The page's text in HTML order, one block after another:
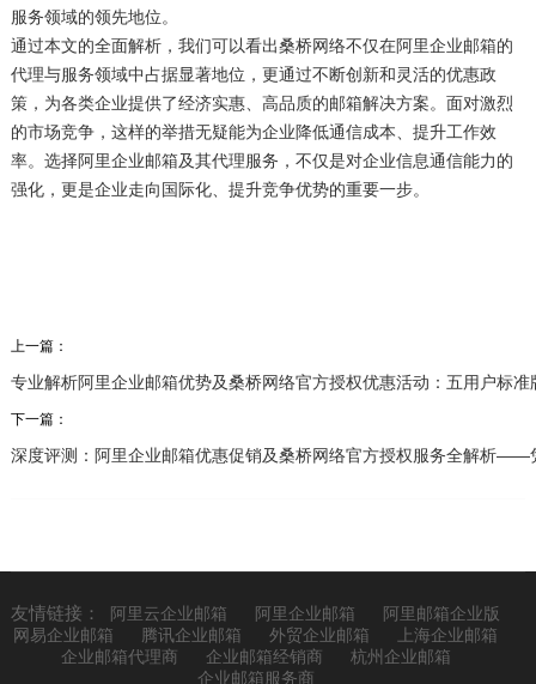
服务领域的领先地位。
通过本文的全面解析，我们可以看出桑桥网络不仅在阿里企业邮箱的
代理与服务领域中占据显著地位，更通过不断创新和灵活的优惠政
策，为各类企业提供了经济实惠、高品质的邮箱解决方案。面对激烈
的市场竞争，这样的举措无疑能为企业降低通信成本、提升工作效
率。选择阿里企业邮箱及其代理服务，不仅是对企业信息通信能力的
强化，更是企业走向国际化、提升竞争优势的重要一步。
上一篇：
专业解析阿里企业邮箱优势及桑桥网络官方授权优惠活动：五用户标
下一篇：
深度评测：阿里企业邮箱优惠促销及桑桥网络官方授权服务全解析
友情链接： 阿里云企业邮箱 阿里企业邮箱
阿里邮箱企业版
网易企业邮箱
腾讯企业邮箱 外贸企业邮箱
上海企业邮箱
企业邮箱代理商
企业邮箱经销商
杭州企业邮箱
企业邮箱服务商